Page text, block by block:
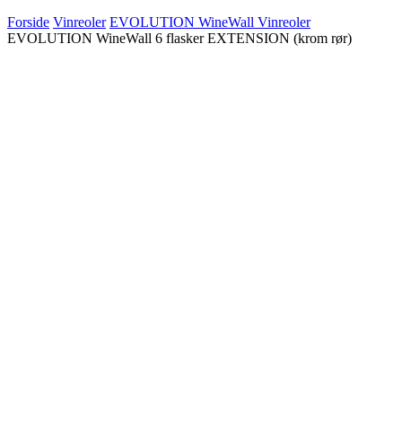
Forside Vinreoler EVOLUTION WineWall Vinreoler
EVOLUTION WineWall 6 flasker EXTENSION (krom rør)